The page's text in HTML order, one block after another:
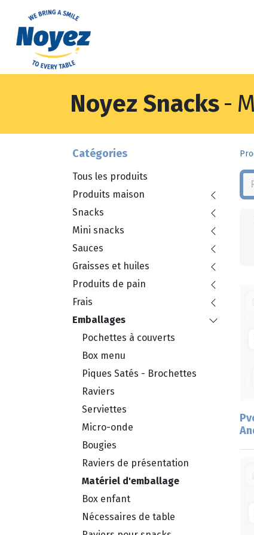
Noyez Snacks-
Catégories
Tous les produits
Produits maison
Snacks
Mini snacks
Sauces
Graisses et huiles
Produits de pain
Frais
Emballages
Pochettes à couverts
Box menu
Piques Satés - Brochettes
Raviers
Serviettes
Micro-onde
Bougies
Raviers de présentation
Matériel d'emballage
Box enfant
Nécessaires de table